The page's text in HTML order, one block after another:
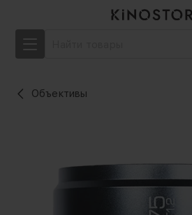
Объективы